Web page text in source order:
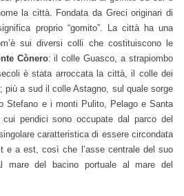
la città. Fondata da Greci originari di
proprio “gomito”. La città ha una
sui diversi colli che costituiscono le
Cònero: il colle Guasco, a strapiombo
è stata arroccata la città, il colle dei
più a sud il colle Astagno, sul quale sorge
Stefano e i monti Pulito, Pelago e Santa
cui pendici sono occupate dal parco del
caratteristica di essere circondata
e a est, così che l’asse centrale del suo
mare del bacino portuale al mare del